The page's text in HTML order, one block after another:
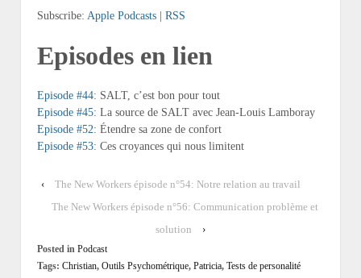
Subscribe: Apple Podcasts RSS
Episodes en lien
Episode #44: SALT, c’est bon pour tout
Episode #45: La source de SALT avec Jean-Louis Lamboray
Episode #52: Étendre sa zone de confort
Episode #53: Ces croyances qui nous limitent
‹
The New Workers épisode n°54: Notre relation au travail
The New Workers épisode n°56: Communication problème et
solution
›
Posted in Podcast
Tags: Christian, Outils Psychométrique, Patricia, Tests de personalité